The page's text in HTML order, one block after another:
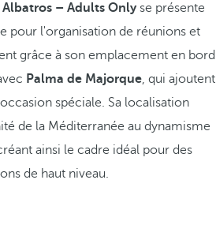
– Adults Onlyse présente
pour l'organisation de réunions et
grâce à son emplacement en bord
Palma de Majorque, qui ajoutent
spéciale. Sa localisation
de la Méditerranée au dynamisme
ainsi le cadre idéal pour des
de haut niveau.